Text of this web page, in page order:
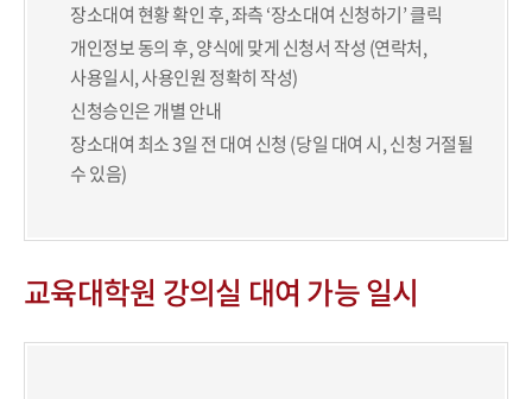
장소대여 현황 확인 후, 좌측 ‘장소대여 신청하기’ 클릭
개인정보 동의 후, 양식에 맞게 신청서 작성 (연락처,
사용일시, 사용인원 정확히 작성)
신청승인은 개별 안내
장소대여 최소 3일 전 대여 신청 (당일 대여 시, 신청 거절될
수 있음)
교육대학원 강의실 대여 가능 일시